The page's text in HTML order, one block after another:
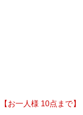
【お一人様 10点まで】